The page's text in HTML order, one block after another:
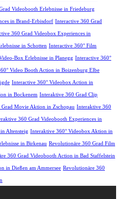
Videobooth Erlebnisse in Friedeburg
in Brand-Erbisdorf Interactive 360 Grad
360 Grad Videobox Experiences in
in Schotten Interactive 360° Film
Box Erlebnisse in Planegg Interactive 360°
Video Booth Action in Boizenburg Elbe
Interactive 360° Videobox Action in
in Bockenem Interaktive 360 Grad Clip
Movie Aktion in Zschopau Interaktive 360
360 Grad Videobooth Experiences in
Altensteig Interaktive 360° Videobox Aktion in
in Birkenau Revolutionäre 360 Grad Film
360 Grad Videobooth Action in Bad Staffelstein
in Dießen am Ammersee Revolutionäre 360